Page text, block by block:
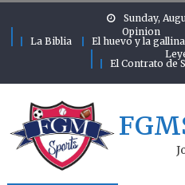
Sunday,
Opinion
La Biblia
El huevo y la gallina
El Contrato de